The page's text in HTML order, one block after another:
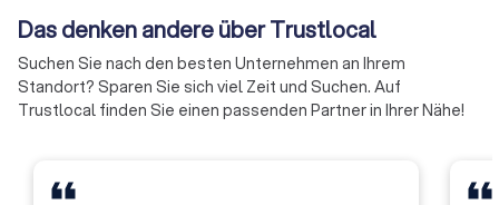
maßgeblich
sorgen für
Lösungsansätze
kritischen und
benennen wir klar
Das denken andere über Trustlocal
Suchen Sie nach den besten Unternehmen an Ihrem
Standort? Sparen Sie sich viel Zeit und Suchen. Auf
Trustlocal finden Sie einen passenden Partner in Ihrer Nähe!